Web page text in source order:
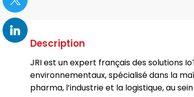
Description
JRI est un expert français des solutions
environnementaux, spécialisé dans la
pharma, l’industrie et la logistique, au